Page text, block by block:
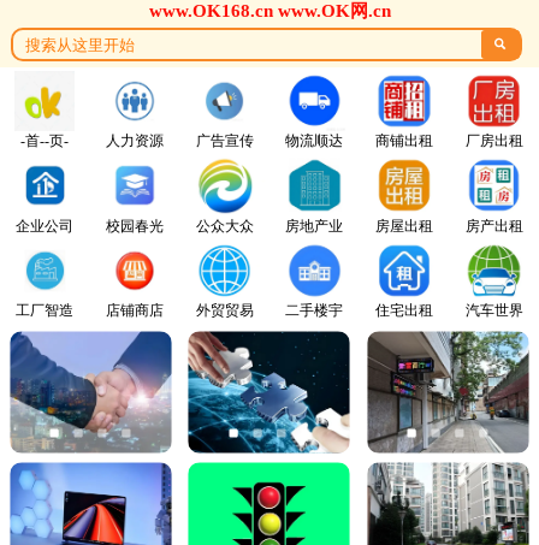
www.OK168.cn www.OK网.cn

-首--页-
企业公司
工厂智造
人力资源
校园春光
店铺商店
广告宣传
公众大众
外贸贸易
物流顺达
房地产业
二手楼宇
商铺出租
房屋出租
住宅出租
厂房出租
房产出租
汽车世界